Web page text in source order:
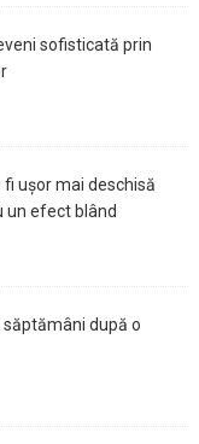
sofisticată prin
ușor mai deschisă
un efect blând
după o